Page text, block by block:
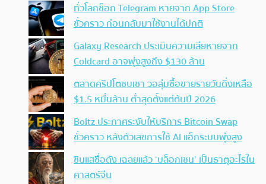
ทั่วโลกช็อก Telegram หายจาก App Store
ชั่วคราว ก่อนกลับมาใช้งานได้ปกติ
Galaxy Research ประเมินความเสียหายจาก
Coldcard อาจพุ่งสูงถึง $130 ล้าน
ตลาดคริปโตซบเซา วอลุ่มซื้อขายรายวันดิ่งเหลือ
$1.5 หมื่นล้าน ต่ำสุดตั้งแต่ต้นปี 2026
Boltz ประกาศระงับให้บริการ Bitcoin Swap
ชั่วคราว หลังตัวเลขการใช้ AI แฮ็กระบบพุ่งสูง
ซินแสชื่อดัง เฉลยแล้ว ‘บล็อกเชน’ เป็นธาตุอะไรใน
ศาสตร์จีน